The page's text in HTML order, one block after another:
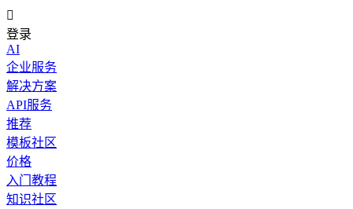

登录
AI
企业服务
解决方案
API服务
推荐
模板社区
价格
入门教程
知识社区